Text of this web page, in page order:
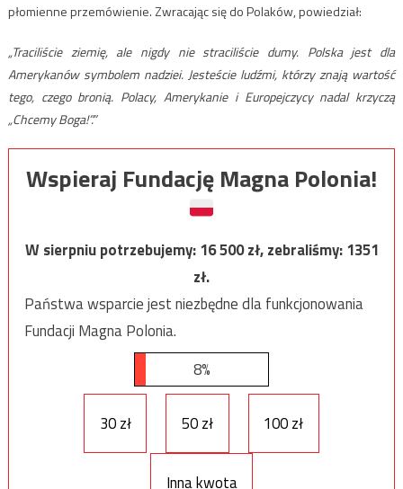
płomienne przemówienie. Zwracając się do Polaków, powiedział:
„Traciliście ziemię, ale nigdy nie straciliście dumy. Polska jest dla
Amerykanów symbolem nadziei. Jesteście ludźmi, którzy znają wartość
tego, czego bronią. Polacy, Amerykanie i Europejczycy nadal krzyczą
„Chcemy Boga!”.”
Wspieraj Fundację Magna Polonia!
W sierpniu potrzebujemy:16 500zł, zebraliśmy:1351
zł.
Państwa wsparcie jest niezbędne dla funkcjonowania
Fundacji Magna Polonia.
8%
30 zł 50 zł 100 zł
Inna kwota